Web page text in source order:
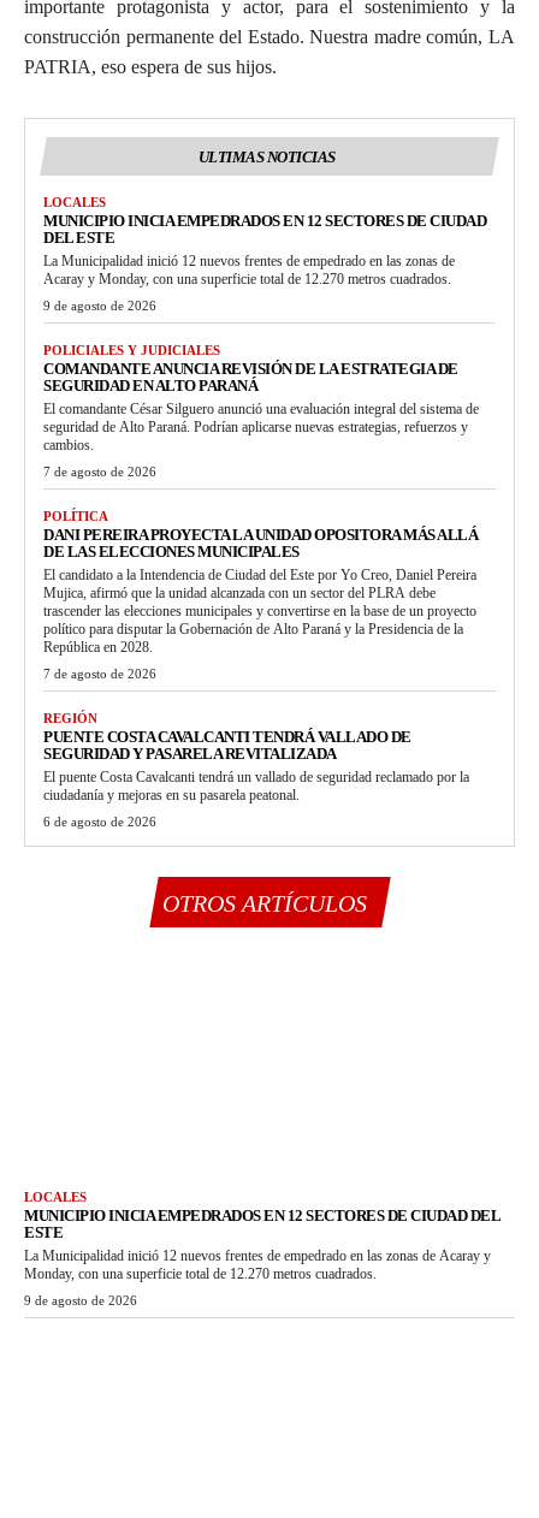
importante protagonista y actor, para el sostenimiento y la
construcción permanente del Estado. Nuestra madre común, LA
PATRIA, eso espera de sus hijos.
ULTIMAS NOTICIAS
LOCALES
MUNICIPIO INICIA EMPEDRADOS EN 12 SECTORES DE CIUDAD
DEL ESTE
La Municipalidad inició 12 nuevos frentes de empedrado en las zonas de
Acaray y Monday, con una superficie total de 12.270 metros cuadrados.
9 de agosto de 2026
POLICIALES Y JUDICIALES
COMANDANTE ANUNCIA REVISIÓN DE LA ESTRATEGIA DE
SEGURIDAD EN ALTO PARANÁ
El comandante César Silguero anunció una evaluación integral del sistema de
seguridad de Alto Paraná. Podrían aplicarse nuevas estrategias, refuerzos y
cambios.
7 de agosto de 2026
POLÍTICA
DANI PEREIRA PROYECTA LA UNIDAD OPOSITORA MÁS ALLÁ
DE LAS ELECCIONES MUNICIPALES
El candidato a la Intendencia de Ciudad del Este por Yo Creo, Daniel Pereira
Mujica, afirmó que la unidad alcanzada con un sector del PLRA debe
trascender las elecciones municipales y convertirse en la base de un proyecto
político para disputar la Gobernación de Alto Paraná y la Presidencia de la
República en 2028.
7 de agosto de 2026
REGIÓN
PUENTE COSTA CAVALCANTI TENDRÁ VALLADO DE
SEGURIDAD Y PASARELA REVITALIZADA
El puente Costa Cavalcanti tendrá un vallado de seguridad reclamado por la
ciudadanía y mejoras en su pasarela peatonal.
6 de agosto de 2026
OTROS ARTÍCULOS
LOCALES
MUNICIPIO INICIA EMPEDRADOS EN 12 SECTORES DE CIUDAD DEL
ESTE
La Municipalidad inició 12 nuevos frentes de empedrado en las zonas de Acaray y
Monday, con una superficie total de 12.270 metros cuadrados.
9 de agosto de 2026